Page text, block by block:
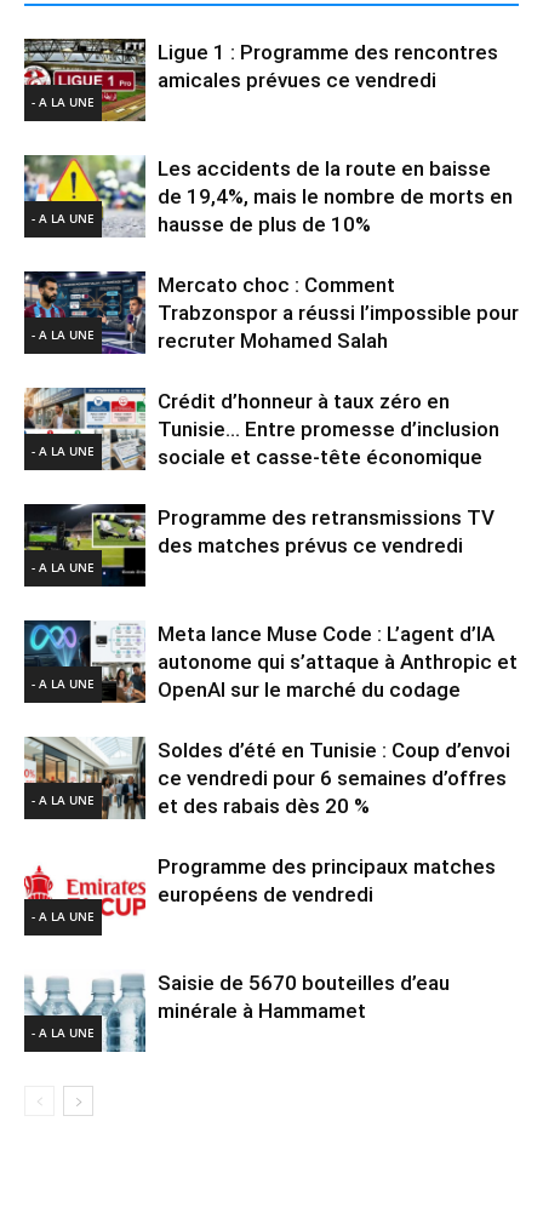
- A LA UNE
Ligue 1 : Programme des rencontres
amicales prévues ce vendredi
- A LA UNE
Les accidents de la route en baisse
de 19,4%, mais le nombre de morts en
hausse de plus de 10%
- A LA UNE
Mercato choc : Comment
Trabzonspor a réussi l’impossible pour
recruter Mohamed Salah
- A LA UNE
Crédit d’honneur à taux zéro en
Tunisie… Entre promesse d’inclusion
sociale et casse-tête économique
- A LA UNE
Programme des retransmissions TV
des matches prévus ce vendredi
- A LA UNE
Meta lance Muse Code : L’agent d’IA
autonome qui s’attaque à Anthropic et
OpenAI sur le marché du codage
- A LA UNE
Soldes d’été en Tunisie : Coup d’envoi
ce vendredi pour 6 semaines d’offres
et des rabais dès 20 %
- A LA UNE
Programme des principaux matches
européens de vendredi
- A LA UNE
Saisie de 5670 bouteilles d’eau
minérale à Hammamet